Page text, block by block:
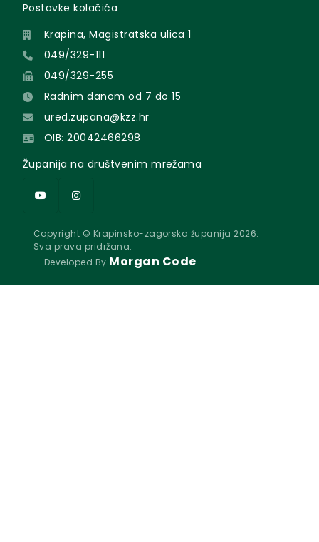
Postavke kolačića
Krapina, Magistratska ulica 1
049/329-111
049/329-255
Radnim danom od 7 do 15
ured.zupana@kzz.hr
OIB: 20042466298
Županija na društvenim mrežama
Copyright © Krapinsko-zagorska županija 2026.
Sva prava pridržana.
Developed By Morgan Code